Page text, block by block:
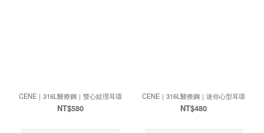
CENE｜316L醫療鋼｜雙心紋理耳環
NT$580
CENE｜316L醫療鋼｜迷你心型耳環
NT$480